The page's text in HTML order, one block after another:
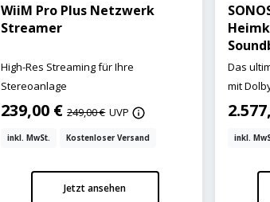
WiiM Pro Plus Netzwerk
Streamer
High-Res Streaming für Ihre
Stereoanlage
239,00 €249,00 € UVP
inkl. MwSt. Kostenloser Versand
Jetzt ansehen
Das
mit
inkl.